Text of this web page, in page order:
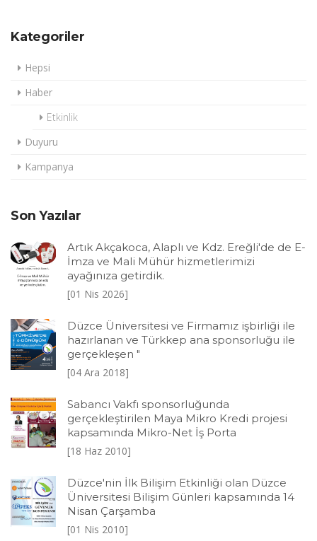
Kategoriler
Hepsi
Haber
Etkinlik
Duyuru
Kampanya
Son Yazılar
Artık Akçakoca, Alaplı ve Kdz. Ereğli'de de E-
İmza ve Mali Mühür hizmetlerimizi
ayağınıza getirdik.
[01 Nis 2026]
Düzce Üniversitesi ve Firmamız işbirliği ile
hazırlanan ve Türkkep ana sponsorluğu ile
gerçekleşen "
[04 Ara 2018]
Sabancı Vakfı sponsorluğunda
gerçekleştirilen Maya Mikro Kredi projesi
kapsamında Mikro-Net İş Porta
[18 Haz 2010]
Düzce'nin İlk Bilişim Etkinliği olan Düzce
Üniversitesi Bilişim Günleri kapsamında 14
Nisan Çarşamba
[01 Nis 2010]